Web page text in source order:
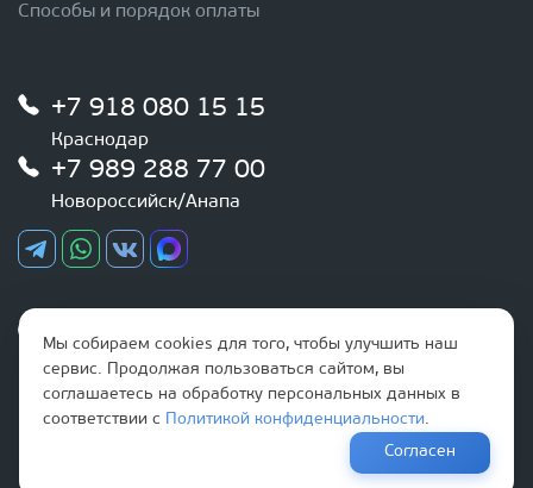
Способы и порядок оплаты
+7 918 080 15 15
Краснодар
+7 989 288 77 00
Новороссийск/Анапа
Ежедневно
с 9:00 до 20:00
Мы собираем cookies для того, чтобы улучшить наш
сервис. Продолжая пользоваться сайтом, вы
соглашаетесь на обработку персональных данных в
соответствии с
Политикой конфиденциальности.
Согласен